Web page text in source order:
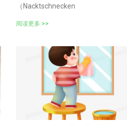
（Nacktschnecken
阅读更多 >>